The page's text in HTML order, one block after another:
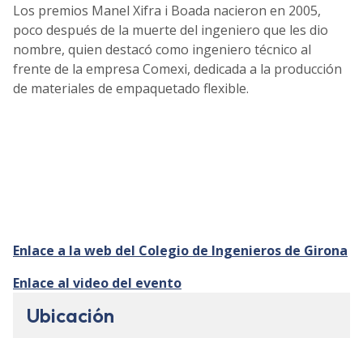
Los premios Manel Xifra i Boada nacieron en 2005,
poco después de la muerte del ingeniero que les dio
nombre, quien destacó como ingeniero técnico al
frente de la empresa Comexi, dedicada a la producción
de materiales de empaquetado flexible.
Enlace a la web del Colegio de Ingenieros de Girona
Enlace al video del evento
Ubicación